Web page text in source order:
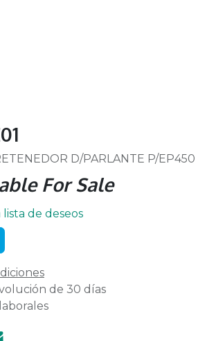
D/PARLANTE P/EP450
For Sale
de deseos
de 30 días